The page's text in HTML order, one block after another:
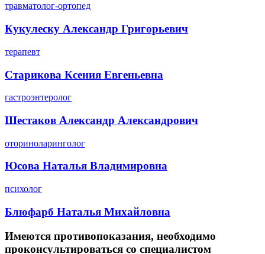
травматолог-ортопед
Кукулеску Александр Григорьевич
терапевт
Старикова Ксения Евгеньевна
гастроэнтеролог
Шестаков Александр Александрович
оториноларинголог
Юсова Наталья Владимировна
психолог
Блюфарб Наталья Михайловна
Имеются противопоказания, необходимо
проконсультироваться со специалистом